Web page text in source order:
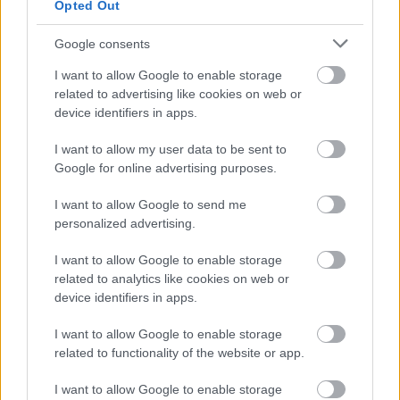
Opted Out
Google consents
I want to allow Google to enable storage
related to advertising like cookies on web or
device identifiers in apps.
I want to allow my user data to be sent to
Google for online advertising purposes.
I want to allow Google to send me
personalized advertising.
I want to allow Google to enable storage
related to analytics like cookies on web or
device identifiers in apps.
I want to allow Google to enable storage
related to functionality of the website or app.
I want to allow Google to enable storage
41 fok fölé forrósodott az ország, Szolnokon pedig egy másik
rekord is megdőlt
A Tisza kormány minisztere újabb nagy változásokról döntött
munkáltatói jogaikat
kapott, más fideszesek még kevesebbet vittek haza
további üzemeltetését
Csendélet 5.0: alig balesetveszélyes lépcső és remek
élhető város
Pénteken újra csökken a benzin és a gázolaj ára is
Napokon belül megválasztja az új köztársasági elnököt az